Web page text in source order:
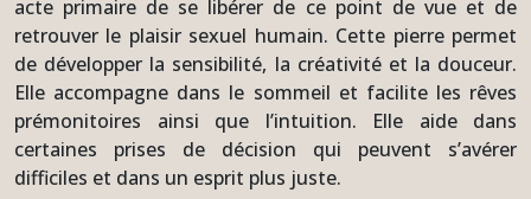
acte primaire de se libérer de ce point de vue et de
retrouver le plaisir sexuel humain. Cette pierre permet
de développer la sensibilité, la créativité et la douceur.
Elle accompagne dans le sommeil et facilite les rêves
prémonitoires ainsi que l’intuition. Elle aide dans
certaines prises de décision qui peuvent s’avérer
difficiles et dans un esprit plus juste.